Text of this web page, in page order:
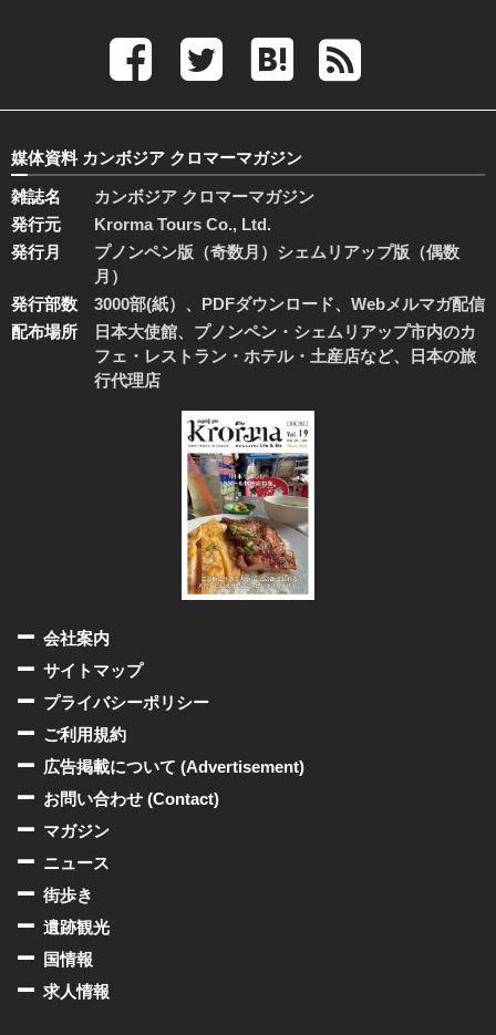
媒体資料 カンボジア クロマーマガジン
雑誌名
カンボジア クロマーマガジン
発行元
Krorma Tours Co., Ltd.
発行月
プノンペン版（奇数月）シェムリアップ版（偶数
月）
発行部数
3000部(紙）、PDFダウンロード、Webメルマガ配信
配布場所
日本大使館、プノンペン・シェムリアップ市内のカ
フェ・レストラン・ホテル・土産店など、日本の旅
行代理店
会社案内
サイトマップ
プライバシーポリシー
ご利用規約
広告掲載について (Advertisement)
お問い合わせ (Contact)
マガジン
ニュース
街歩き
遺跡観光
国情報
求人情報